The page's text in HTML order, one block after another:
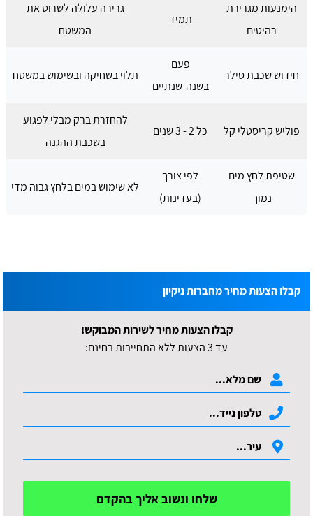
הימנעות מגרירת
רהיטים
תמיד
גרירה עלולה לשרוט את
המשטח
חידוש שכבת סילר
פעם
בשנה-שנתיים
תלוי בשחיקה ובשימוש במשטח
פוליש קריסטלי קל כל 2 - 3 שנים
להחזרת ברק מבלי לפגוע
בשכבת ההגנה
שטיפת לחץ מים
נמוך
לפי צורך
(בעדינות)
לא שימוש במים בלחץ גבוה מדי
קבלו הצעות מחיר מחברות ניקיון
קבלו הצעות מחיר לשירות המבוקש!
עד 3 הצעות ללא התחייבות בחינם:
שלחו ונשוב אליך בהקדם